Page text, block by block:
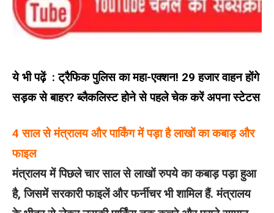
ये भी पढ़ें : ट्रैफिक पुलिस का महा-एक्शन! 29 हजार वाहन होंगे
सड़क से बाहर? ब्लैकलिस्ट होने से पहले चेक करें अपना स्टेटस
4 साल से मंत्रालय और पार्किंग में पड़ा है लाखों का कबाड़ और
फाइल
मंत्रालय में पिछले चार साल से लाखों रुपये का कबाड़ पड़ा हुआ
है, जिसमें सरकारी फाइलें और फर्नीचर भी शामिल हैं. मंत्रालय